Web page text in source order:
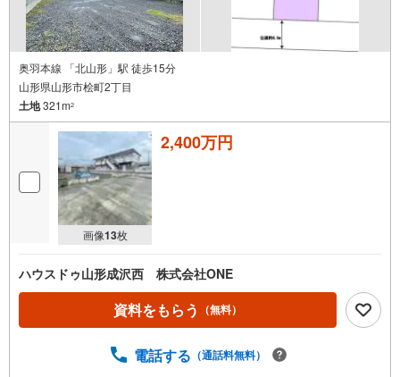
奥羽本線 「北山形」駅 徒歩15分
山形県山形市桧町2丁目
土地321m2
画像13枚
2,400万円
ハウスドゥ山形成沢西 株式会社ONE
資料をもらう （無料）
電話する （通話料無料）